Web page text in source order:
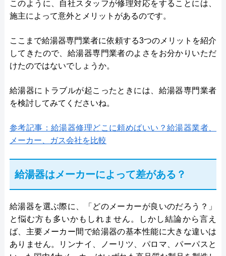
このように、自社スタッフが修理対応をすることには、
施主によって意外とメリットがあるのです。
ここまで給湯器専門業者に依頼する3つのメリットを紹介
してきたので、給湯器専門業者のよさをお分かりいただ
けたのではないでしょうか。
給湯器にトラブルが起こったときには、給湯器専門業者
を検討してみてくださいね。
参考記事：給湯器修理どこに頼めばいい？給湯器業者、
メーカー、ガス会社を比較
給湯器はメーカーによって差がある？
給湯器を選ぶ際に、「どのメーカーが良いのだろう？」
と悩む方も多いかもしれません。しかし結論から言え
ば、主要メーカー間で給湯器の基本性能に大きな違いは
ありません。リンナイ、ノーリツ、パロマ、パーパスと